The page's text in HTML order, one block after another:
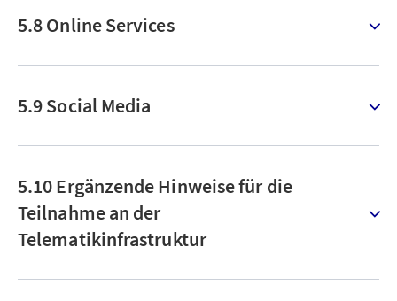
5.8 Online Services
5.9 Social Media
5.10 Ergänzende Hinweise für die
Teilnahme an der
Telematikinfrastruktur